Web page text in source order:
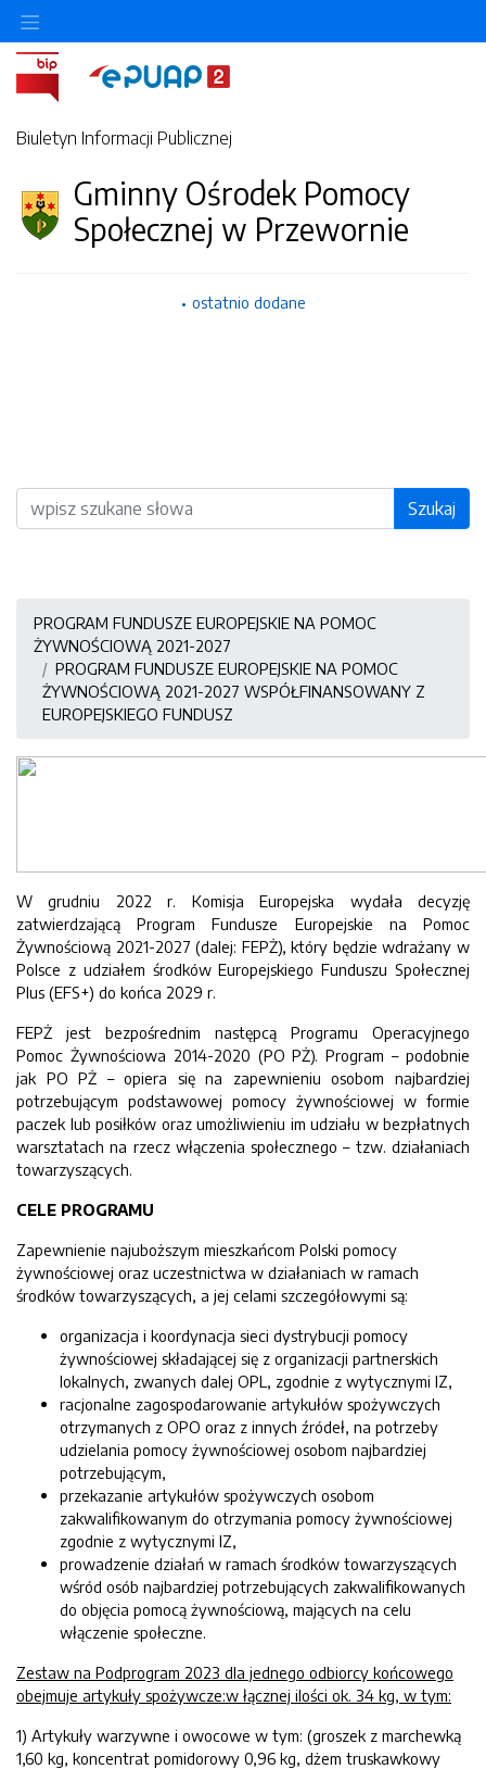
Biuletyn Informacji Publicznej
Gminny Ośrodek Pomocy
Społecznej w Przewornie
ostatnio dodane
Wyszukiwarka Szukaj
PROGRAM FUNDUSZE EUROPEJSKIE NA POMOC
ŻYWNOŚCIOWĄ 2021-2027
PROGRAM FUNDUSZE EUROPEJSKIE NA POMOC
ŻYWNOŚCIOWĄ 2021-2027 WSPÓŁFINANSOWANY Z
EUROPEJSKIEGO FUNDUSZ
W grudniu 2022 r. Komisja Europejska wydała decyzję
zatwierdzającą Program Fundusze Europejskie na Pomoc
Żywnościową 2021-2027 (dalej: FEPŻ), który będzie wdrażany w
Polsce z udziałem środków Europejskiego Funduszu Społecznej
Plus (EFS+) do końca 2029 r.
FEPŻ jest bezpośrednim następcą Programu Operacyjnego
Pomoc Żywnościowa 2014-2020 (PO PŻ). Program – podobnie
jak PO PŻ – opiera się na zapewnieniu osobom najbardziej
potrzebującym podstawowej pomocy żywnościowej w formie
paczek lub posiłków oraz umożliwieniu im udziału w bezpłatnych
warsztatach na rzecz włączenia społecznego – tzw. działaniach
towarzyszących.
CELE PROGRAMU
Zapewnienie najuboższym mieszkańcom Polski pomocy
żywnościowej oraz uczestnictwa w działaniach w ramach
środków towarzyszących, a jej celami szczegółowymi są:
organizacja i koordynacja sieci dystrybucji pomocy
żywnościowej składającej się z organizacji partnerskich
lokalnych, zwanych dalej OPL, zgodnie z wytycznymi IZ,
racjonalne zagospodarowanie artykułów spożywczych
otrzymanych z OPO oraz z innych źródeł, na potrzeby
udzielania pomocy żywnościowej osobom najbardziej
potrzebującym,
przekazanie artykułów spożywczych osobom
zakwalifikowanym do otrzymania pomocy żywnościowej
zgodnie z wytycznymi IZ,
prowadzenie działań w ramach środków towarzyszących
wśród osób najbardziej potrzebujących zakwalifikowanych
do objęcia pomocą żywnościową, mających na celu
włączenie społeczne.
Zestaw na Podprogram 2023 dla jednego odbiorcy końcowego
obejmuje artykuły spożywcze:w łącznej ilości ok. 34 kg, w tym:
1) Artykuły warzywne i owocowe w tym: (groszek z marchewką
1,60 kg, koncentrat pomidorowy 0,96 kg, dżem truskawkowy